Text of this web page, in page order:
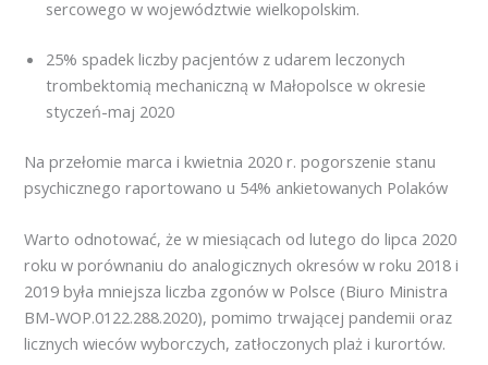
sercowego w województwie wielkopolskim.
25% spadek liczby pacjentów z udarem leczonych
trombektomią mechaniczną w Małopolsce w okresie
styczeń-maj 2020
Na przełomie marca i kwietnia 2020 r. pogorszenie stanu
psychicznego raportowano u 54% ankietowanych Polaków
Warto odnotować, że w miesiącach od lutego do lipca 2020
roku w porównaniu do analogicznych okresów w roku 2018 i
2019 była mniejsza liczba zgonów w Polsce (Biuro Ministra
BM-WOP.0122.288.2020), pomimo trwającej pandemii oraz
licznych wieców wyborczych, zatłoczonych plaż i kurortów.